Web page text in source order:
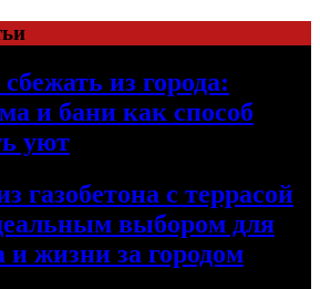
из города:
и бани как способ
уют
газобетона с террасой
выбором для
и жизни за городом